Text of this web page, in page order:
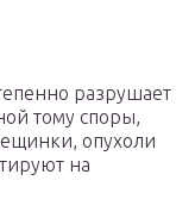
разрушает
тому споры,
опухоли
на